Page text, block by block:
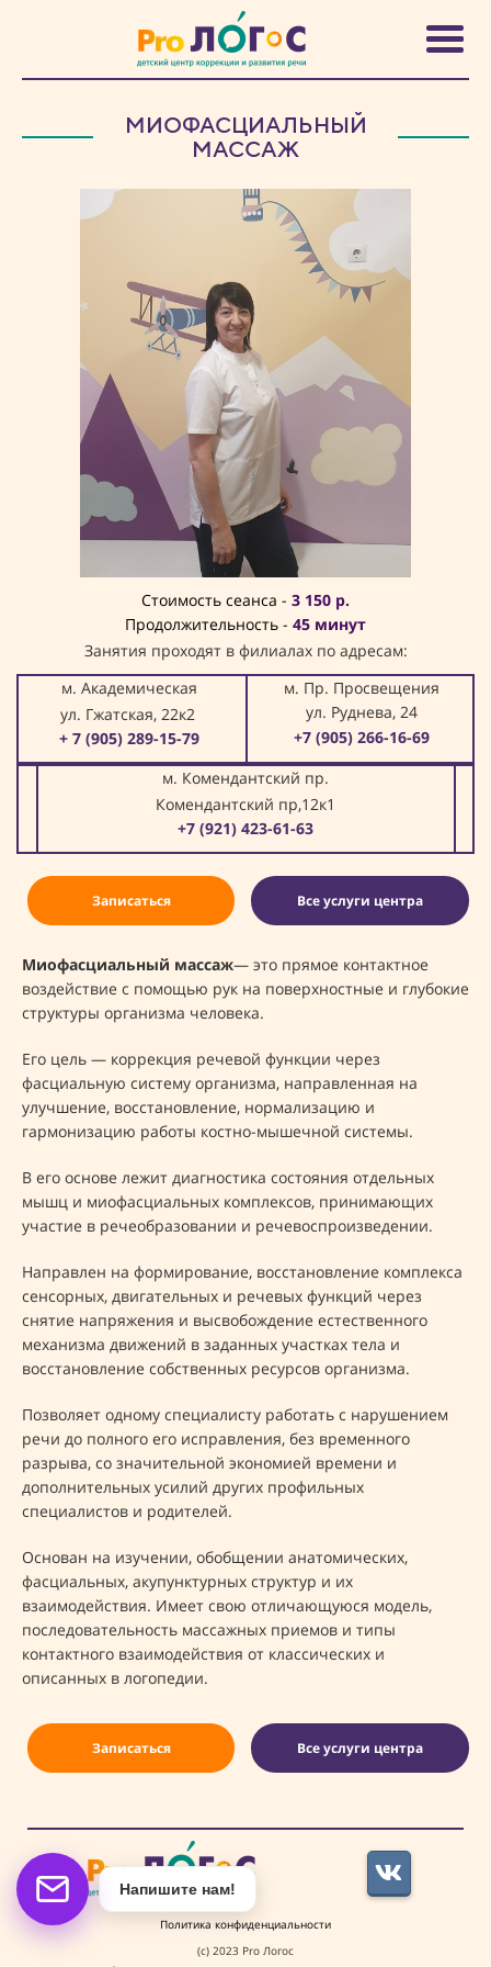
МИОФАСЦИАЛЬНЫЙ
МАССАЖ
Стоимость сеанса - 3 150 р.
Продолжительность - 45 минут
Занятия проходят в филиалах по адресам:
м. Академическая
ул. Гжатская, 22к2
+ 7 (905) 289-15-79
м. Пр. Просвещения
ул. Руднева, 24
+7 (905) 266-16-69
м. Комендантский пр.
Комендантский пр,12к1
+7 (921) 423-61-63
Записаться Все услуги центра
Миофасциальный массаж— это прямое контактное
воздействие с помощью рук на поверхностные и глубокие
структуры организма человека.
Его цель — коррекция речевой функции через
фасциальную систему организма, направленная на
улучшение, восстановление, нормализацию и
гармонизацию работы костно-мышечной системы.
В его основе лежит диагностика состояния отдельных
мышц и миофасциальных комплексов, принимающих
участие в речеобразовании и речевоспроизведении.
Направлен на формирование, восстановление комплекса
сенсорных, двигательных и речевых функций через
снятие напряжения и высвобождение естественного
механизма движений в заданных участках тела и
восстановление собственных ресурсов организма.
Позволяет одному специалисту работать с нарушением
речи до полного его исправления, без временного
разрыва, со значительной экономией времени и
дополнительных усилий других профильных
специалистов и родителей.
Основан на изучении, обобщении анатомических,
фасциальных, акупунктурных структур и их
взаимодействия. Имеет свою отличающуюся модель,
последовательность массажных приемов и типы
контактного взаимодействия от классических и
описанных в логопедии.
Записаться Все услуги центра
Политика конфиденциальности
(c) 2023 Pro Логос
Напишите нам!